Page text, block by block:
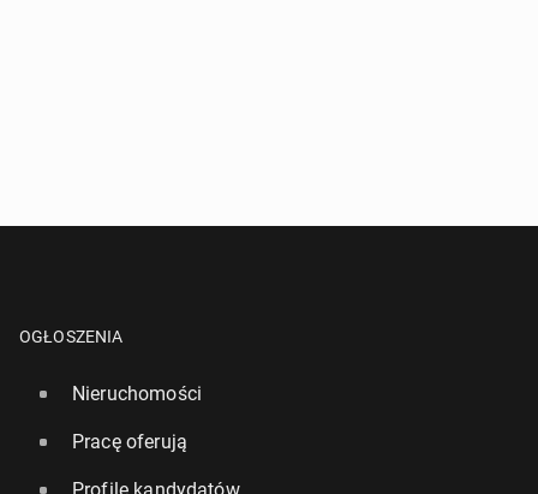
OGŁOSZENIA
Nieruchomości
Pracę oferują